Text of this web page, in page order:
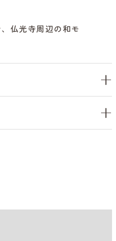
仏光寺周辺の和モ